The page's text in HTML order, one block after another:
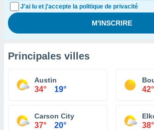
J'ai lu et j'accepte la politique de privacité
Principales villes
Austin
34° 19° 42°
Carson City
37° 20° 38°